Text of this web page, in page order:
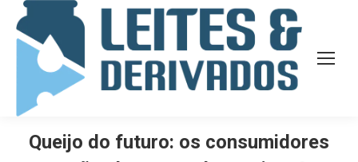
Queijo do futuro: os consumidores